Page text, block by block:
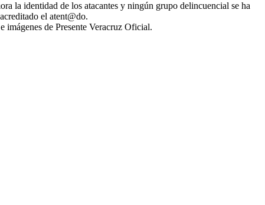
la identidad de los atacantes y ningún grupo delincuencial se ha
acreditado el atent@do.
imágenes de Presente Veracruz Oficial.